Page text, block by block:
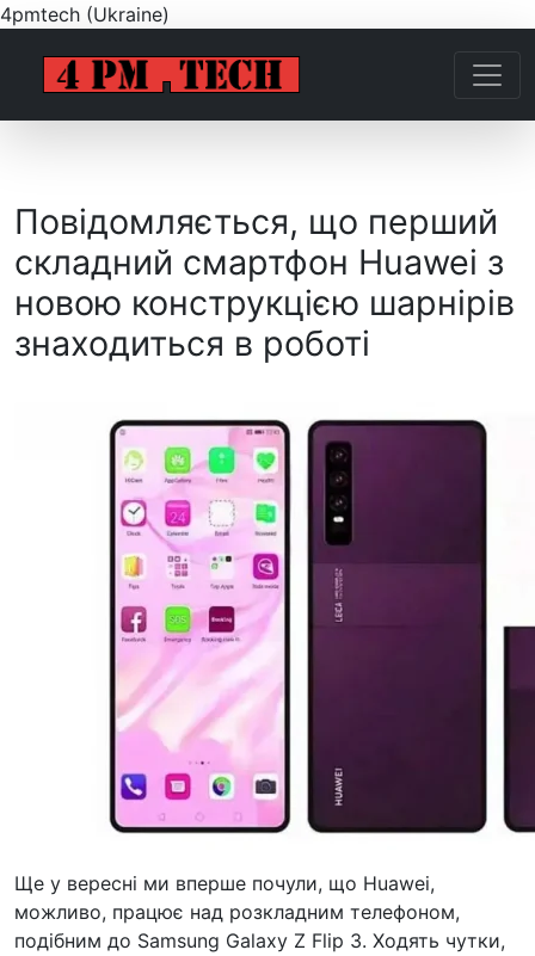
4pmtech (Ukraine)
Повідомляється, що перший
складний смартфон Huawei з
новою конструкцією шарнірів
знаходиться в роботі
Ще у вересні ми вперше почули, що Huawei,
можливо, працює над розкладним телефоном,
подібним до Samsung Galaxy Z Flip 3. Ходять чутки,